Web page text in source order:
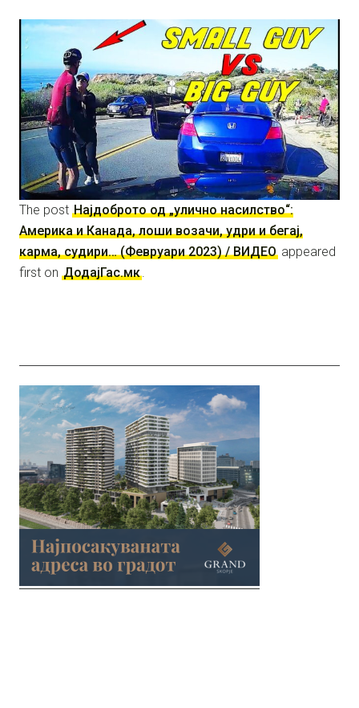
The post Најдоброто од „улично насилство“:
Америка и Канада, лоши возачи, удри и бегај,
карма, судири… (Февруари 2023) / ВИДЕО appeared
first on ДодајГас.мк.